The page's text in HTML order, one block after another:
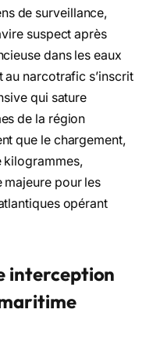
de surveillance,
suspect après
dans les eaux
au narcotrafic s’inscrit
qui sature
de la région
que le chargement,
kilogrammes,
majeure pour les
opérant
interception